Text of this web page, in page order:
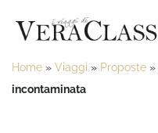
Home » Viaggi » Proposte »
incontaminata